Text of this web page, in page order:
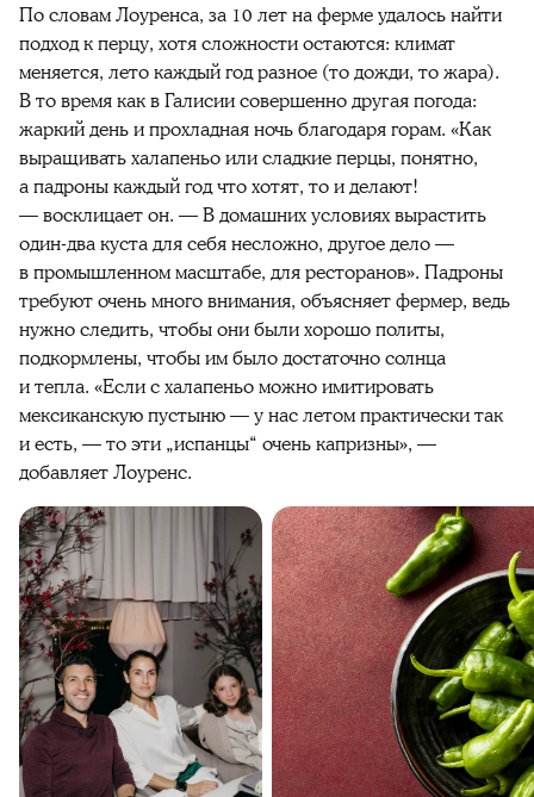
По словам Лоуренса, за 10 лет на ферме удалось найти
подход к перцу, хотя сложности остаются: климат
меняется, лето каждый год разное (то дожди, то жара).
В то время как в Галисии совершенно другая погода:
жаркий день и прохладная ночь благодаря горам. «Как
выращивать халапеньо или сладкие перцы, понятно,
а падроны каждый год что хотят, то и делают!
— восклицает он. — В домашних условиях вырастить
один-два куста для себя несложно, другое дело —
в промышленном масштабе, для ресторанов». Падроны
требуют очень много внимания, объясняет фермер, ведь
нужно следить, чтобы они были хорошо политы,
подкормлены, чтобы им было достаточно солнца
и тепла. «Если с халапеньо можно имитировать
мексиканскую пустыню — у нас летом практически так
и есть, — то эти „испанцы“ очень капризны», —
добавляет Лоуренс.